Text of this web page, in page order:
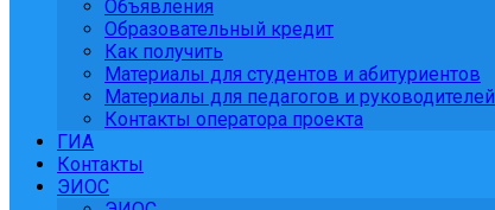
Объявления
Образовательный кредит
Как получить
Материалы для студентов и абитуриентов
Материалы для педагогов и руководителей
Контакты оператора проекта
ГИА
Контакты
ЭИОС